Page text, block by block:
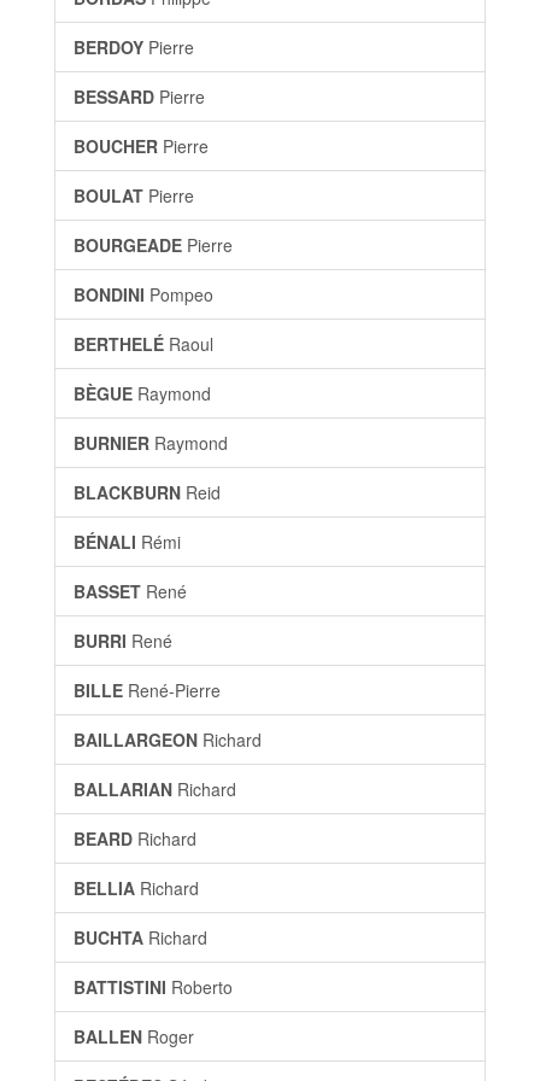
BERDOY Pierre
BESSARD Pierre
BOUCHER Pierre
BOULAT Pierre
BOURGEADE Pierre
BONDINI Pompeo
BERTHELÉ Raoul
BÈGUE Raymond
BURNIER Raymond
BLACKBURN Reid
BÉNALI Rémi
BASSET René
BURRI René
BILLE René-Pierre
BAILLARGEON Richard
BALLARIAN Richard
BEARD Richard
BELLIA Richard
BUCHTA Richard
BATTISTINI Roberto
BALLEN Roger